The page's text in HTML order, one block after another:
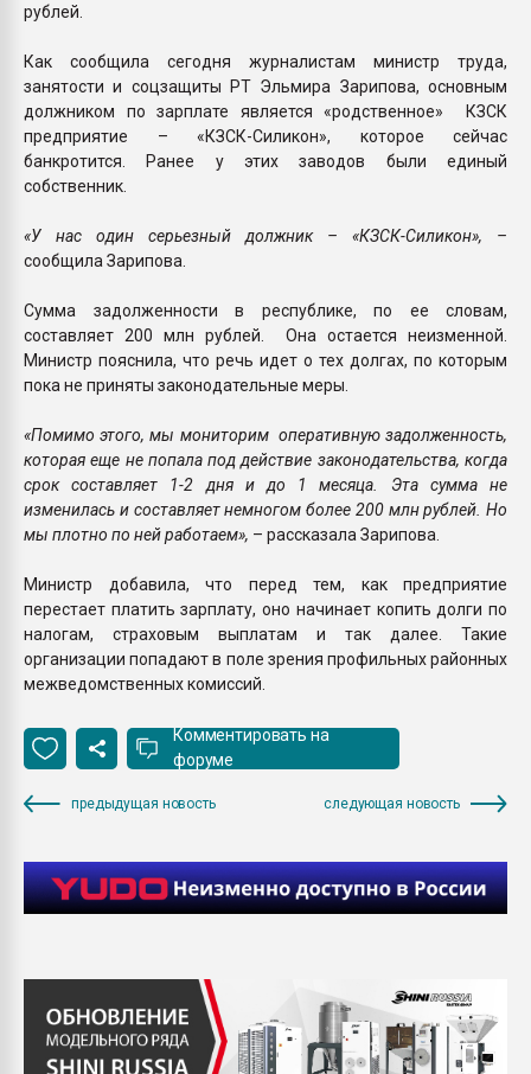
рублей.
Как сообщила сегодня журналистам министр труда,
занятости и соцзащиты РТ Эльмира Зарипова, основным
должником по зарплате является «родственное» КЗСК
предприятие – «КЗСК-Силикон», которое сейчас
банкротится. Ранее у этих заводов были единый
собственник.
«У нас один серьезный должник – «КЗСК-Силикон», –
сообщила Зарипова.
Сумма задолженности в республике, по ее словам,
составляет 200 млн рублей. Она остается неизменной.
Министр пояснила, что речь идет о тех долгах, по которым
пока не приняты законодательные меры.
«Помимо этого, мы мониторим оперативную задолженность,
которая еще не попала под действие законодательства, когда
срок составляет 1-2 дня и до 1 месяца. Эта сумма не
изменилась и составляет немногом более 200 млн рублей. Но
мы плотно по ней работаем», – рассказала Зарипова.
Министр добавила, что перед тем, как предприятие
перестает платить зарплату, оно начинает копить долги по
налогам, страховым выплатам и так далее. Такие
организации попадают в поле зрения профильных районных
межведомственных комиссий.
Комментировать на
форуме
предыдущая новость следующая новость